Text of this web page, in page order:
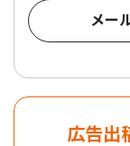
メー
広告出